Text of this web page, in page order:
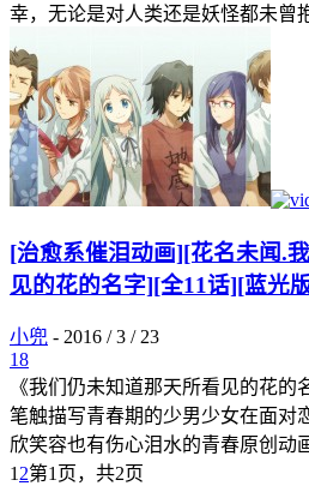
幸，无论是对人类还是妖怪都未曾
[治愈系催泪动画][花名未闻.
见的花的名字][全11话][蓝光
小兜 - 2016 / 3 / 23
18
《我们仍未知道那天所看见的花
笔触描写青春期的少男少女在面对
欣笑容也有伤心泪水的青春原创动
1 2第1页，共2页